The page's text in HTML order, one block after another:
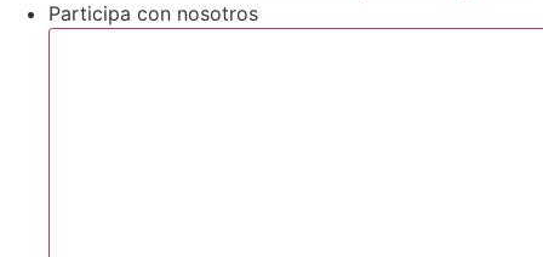
Participa con nosotros